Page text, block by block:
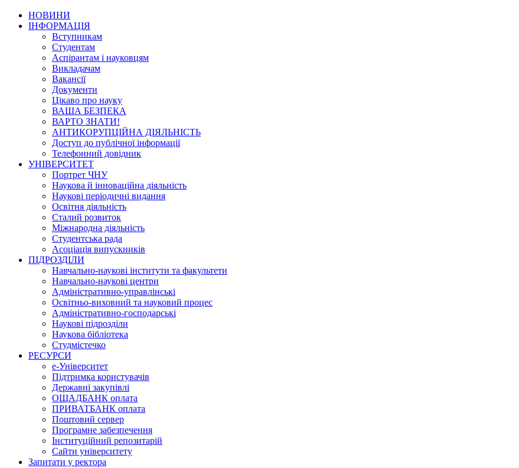
НОВИНИ
ІНФОРМАЦІЯ
Вступникам
Студентам
Аспірантам і науковцям
Викладачам
Вакансії
Документи
Цікаво про науку
ВАША БЕЗПЕКА
ВАРТО ЗНАТИ!
АНТИКОРУПЦІЙНА ДІЯЛЬНІСТЬ
Доступ до публічної інформації
Телефонний довідник
УНІВЕРСИТЕТ
Портрет ЧНУ
Наукова й інноваційна діяльність
Наукові періодичні видання
Освітня діяльність
Сталий розвиток
Міжнародна діяльність
Студентська рада
Асоціація випускників
ПІДРОЗДІЛИ
Навчально-наукові інститути та факультети
Навчально-наукові центри
Адміністративно-управлінські
Освітньо-виховний та науковий процес
Адміністративно-господарські
Наукові підрозділи
Наукова бібліотека
Студмістечко
РЕСУРСИ
е-Університет
Підтримка користувачів
Державні закупівлі
ОЩАДБАНК оплата
ПРИВАТБАНК оплата
Поштовий сервер
Програмне забезпечення
Інституційний репозитарій
Сайти університету
Запитати у ректора